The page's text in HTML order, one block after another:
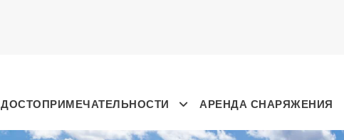
ДОСТОПРИМЕЧАТЕЛЬНОСТИ АРЕНДА СНАРЯЖЕНИЯ